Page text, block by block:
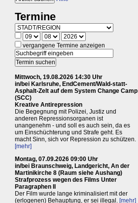
Termine
vergangene Termine anzeigen
Mittwoch, 19.08.2026 14:30 Uhr
in/bei Karlsruhe, EndCement/Wald-statt-
Asphalt-Zelt auf dem System Change Camp
(SCC)
Kreative Antirepression
Die Begegnung mit Polizei, Justiz und
anderen Repressionsorganen ist
unangenehm - und soll es auch sein, da es
um Einschüchterung und Strafe geht. Es
macht Sinn, sich vor Repression zu schützen.
[mehr]
Montag, 07.09.2026 09:00 Uhr
in/bei Braunschweig, Landgericht, An der
Martinikirche 8 (Raum siehe Aushang)
Strafprozess wegen des Films Unter
Paragraphen II
Der Film wurde lange kriminalisiert mit der
(erlogenen) Behauptung, er sei illegal. [mehr]